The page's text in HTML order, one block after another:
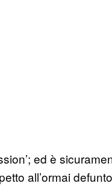
ed è
all’ormai